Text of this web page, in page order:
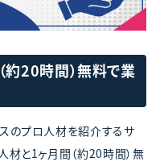
20時間）無料で業
のプロ人材を紹介するサ
材と1ヶ月間（約20時間）無